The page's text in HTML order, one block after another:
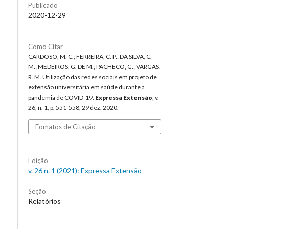
Publicado
2020-12-29
Como Citar
CARDOSO, M. C.; FERREIRA, C. P.; DA SILVA, C.
M.; MEDEIROS, G. DE M.; PACHECO, G.; VARGAS,
R. M. Utilização das redes sociais em projeto de
extensão universitária em saúde durante a
pandemia de COVID-19. Expressa Extensão, v.
26, n. 1, p. 551-558, 29 dez. 2020.
Fomatos de Citação
Edição
v. 26 n. 1 (2021): Expressa Extensão
Seção
Relatórios